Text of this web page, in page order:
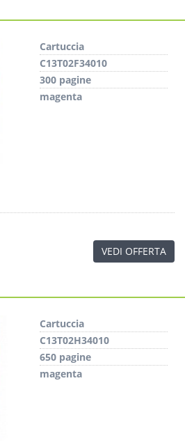
Cartuccia
C13T02F34010
300 pagine
magenta
VEDI OFFERTA
Cartuccia
C13T02H34010
650 pagine
magenta